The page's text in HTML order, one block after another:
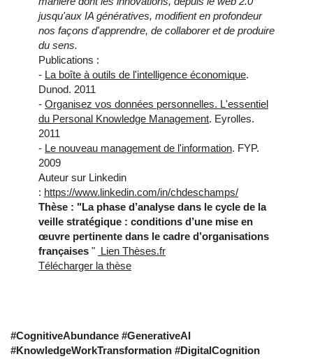
jusqu'aux IA génératives, modifient en profondeur
nos façons d'apprendre, de collaborer et de produire
du sens.
Publications :
- La boîte à outils de l'intelligence économique.
Dunod. 2011
- Organisez vos données personnelles. L'essentiel
du Personal Knowledge Management. Eyrolles.
2011
- Le nouveau management de l'information. FYP.
2009
Auteur sur Linkedin
: https://www.linkedin.com/in/chdeschamps/
Thèse : "La phase d’analyse dans le cycle de la
veille stratégique : conditions d’une mise en
œuvre pertinente dans le cadre d’organisations
françaises " Lien Thèses.fr
Télécharger la thèse
#CognitiveAbundance #GenerativeAI
#KnowledgeWorkTransformation #DigitalCognition